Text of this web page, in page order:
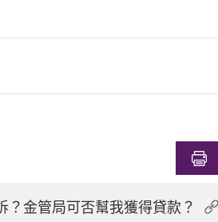
金管局可否幫我獲得貸款？